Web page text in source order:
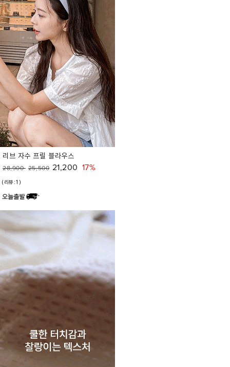
리브 자수 프릴 블라우스
28,900 25,500 21,200 17%
(리뷰:1)